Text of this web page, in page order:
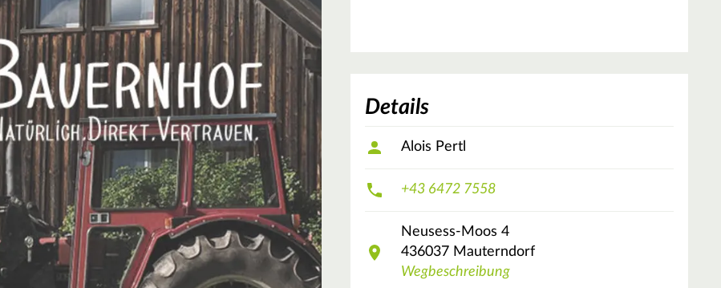
Details
Alois Pertl
+43 6472 7558
Neusess-Moos 4
436037 Mauterndorf
Wegbeschreibung